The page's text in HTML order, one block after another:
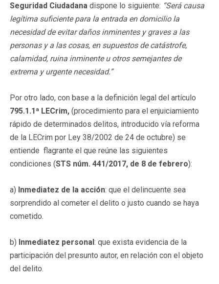
Seguridad Ciudadana dispone lo siguiente: “Será causa
legítima suficiente para la entrada en domicilio la
necesidad de evitar daños inminentes y graves a las
personas y a las cosas, en supuestos de catástrofe,
calamidad, ruina inminente u otros semejantes de
extrema y urgente necesidad.”
Por otro lado, con base a la definición legal del artículo
795.1.1ª LECrim, (procedimiento para el enjuiciamiento
rápido de determinados delitos, introducido vía reforma
de la LECrim por Ley 38/2002 de 24 de octubre) se
entiende flagrante el que reúne las siguientes
condiciones (STS núm. 441/2017, de 8 de febrero):
a) Inmediatez de la acción: que el delincuente sea
sorprendido al cometer el delito o justo cuando se haya
cometido.
b) Inmediatez personal: que exista evidencia de la
participación del presunto autor, en relación con el objeto
del delito.